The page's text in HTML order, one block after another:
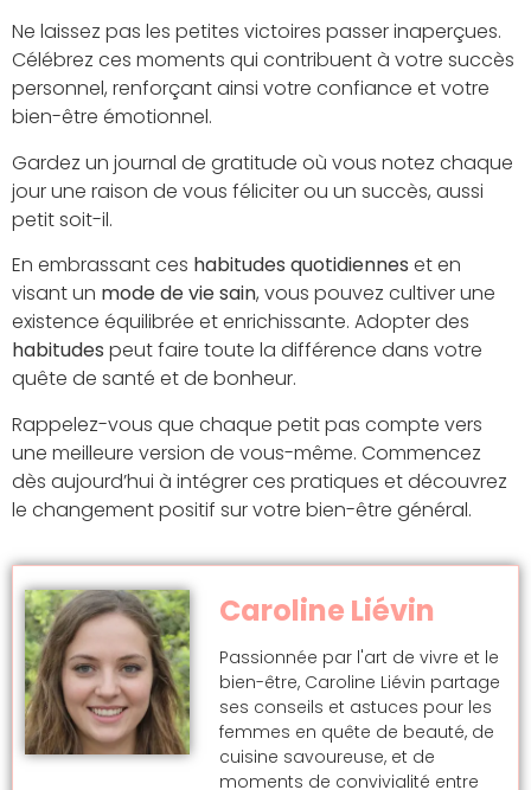
Ne laissez pas les petites victoires passer inaperçues.
Célébrez ces moments qui contribuent à votre succès
personnel, renforçant ainsi votre confiance et votre
bien-être émotionnel.
Gardez un journal de gratitude où vous notez chaque
jour une raison de vous féliciter ou un succès, aussi
petit soit-il.
En embrassant ces habitudes quotidiennes et en
visant un mode de vie sain, vous pouvez cultiver une
existence équilibrée et enrichissante. Adopter des
habitudes peut faire toute la différence dans votre
quête de santé et de bonheur.
Rappelez-vous que chaque petit pas compte vers
une meilleure version de vous-même. Commencez
dès aujourd’hui à intégrer ces pratiques et découvrez
le changement positif sur votre bien-être général.
Caroline Liévin
Passionnée par l'art de vivre et le
bien-être, Caroline Liévin partage
ses conseils et astuces pour les
femmes en quête de beauté, de
cuisine savoureuse, et de
moments de convivialité entre